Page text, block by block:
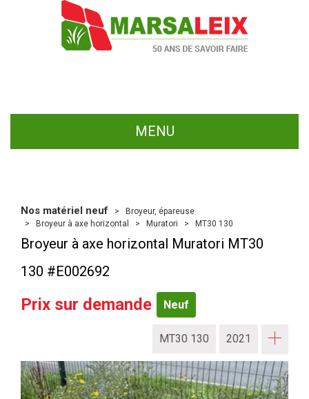
MENU
Nos matériel neuf
Broyeur, épareuse
Broyeur à axe horizontal
Muratori MT30 130
Broyeur à axe horizontal Muratori MT30
130 #E002692
Prix sur demande Neuf
MT30 130 2021